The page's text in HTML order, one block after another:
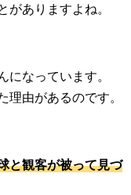
ありますよね。
なっています。
理由があるのです。
と観客が被って見づ